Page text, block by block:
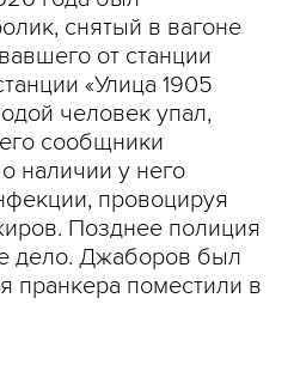
снятый в вагоне
от станции
«Улица 1905
человек упал,
сообщники
наличии у него
провоцируя
Позднее полиция
дело. Джаборов был
пранкера поместили в